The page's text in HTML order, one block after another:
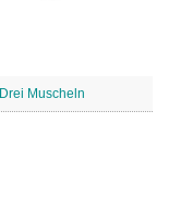
Drei Muscheln